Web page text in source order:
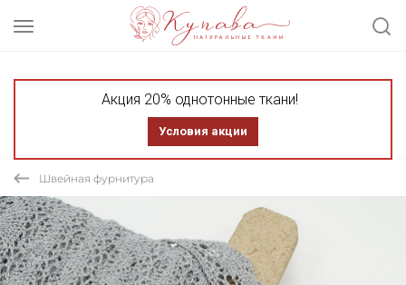
Акция 20% однотонные ткани!
Условия акции
Швейная фурнитура